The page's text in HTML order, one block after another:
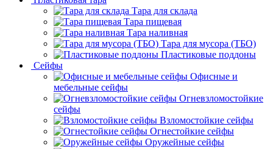
Тара для склада
Тара пищевая
Тара наливная
Тара для мусора (ТБО)
Пластиковые поддоны
Сейфы
Офисные и
мебельные сейфы
Огневзломостойкие
сейфы
Взломостойкие сейфы
Огнестойкие сейфы
Оружейные сейфы